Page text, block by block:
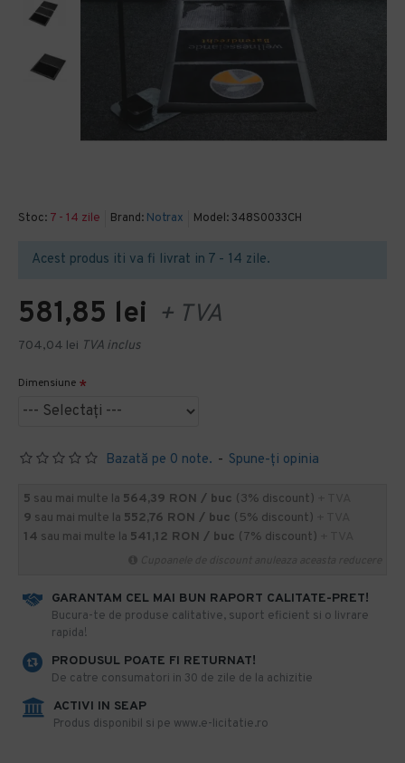
Stoc: 7 - 14 zile Brand: Notrax Model: 348S0033CH
Acest produs iti va fi livrat in 7 - 14 zile.
Bazată pe 0 note. - Spune-ţi opinia
581,85 lei + TVA
704,04 lei TVA inclus
Dimensiune
5 sau mai multe la 564,39 RON / buc (3% discount)
9 sau mai multe la 552,76 RON / buc (5% discount)
14 sau mai multe la 541,12 RON / buc (7% discount)
GARANTAM CEL MAI BUN RAPORT CALITATE-PRET!
​Bucura-te de produse calitative, suport eficient si o livrare
rapida!
PRODUSUL POATE FI RETURNAT!
De catre consumatori in 30 de zile de la achizitie
ACTIVI IN SEAP
Produs disponibil si pe www.e-licitatie.ro